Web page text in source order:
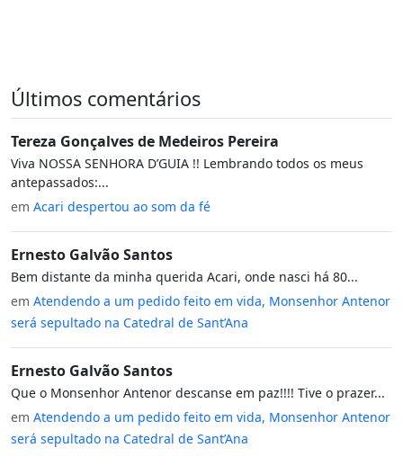
Últimos comentários
Tereza Gonçalves de Medeiros Pereira
Viva NOSSA SENHORA D’GUIA !! Lembrando todos os meus
antepassados:...
em Acari despertou ao som da fé
Ernesto Galvão Santos
Bem distante da minha querida Acari, onde nasci há 80...
em Atendendo a um pedido feito em vida, Monsenhor Antenor
será sepultado na Catedral de Sant’Ana
Ernesto Galvão Santos
Que o Monsenhor Antenor descanse em paz!!!! Tive o prazer...
em Atendendo a um pedido feito em vida, Monsenhor Antenor
será sepultado na Catedral de Sant’Ana